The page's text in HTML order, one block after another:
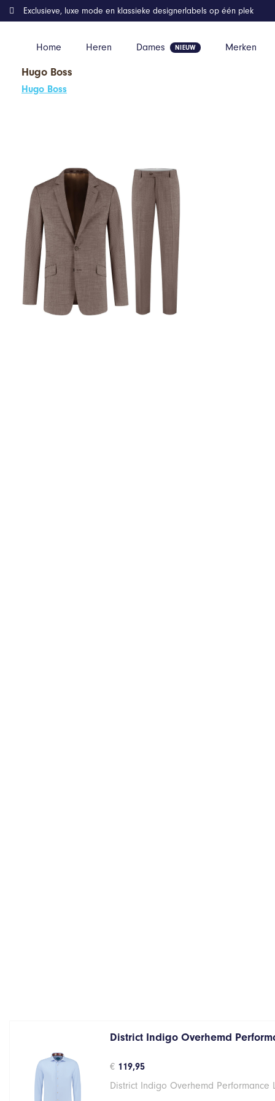
Home Heren Dames Merken
Exclusieve, luxe mode en klassieke designerlabels op één plek
Hugo Boss
Hugo Boss
Home Kleding
District Indigo Overhemd
€ 119,95
District Indigo Overhemd Performance